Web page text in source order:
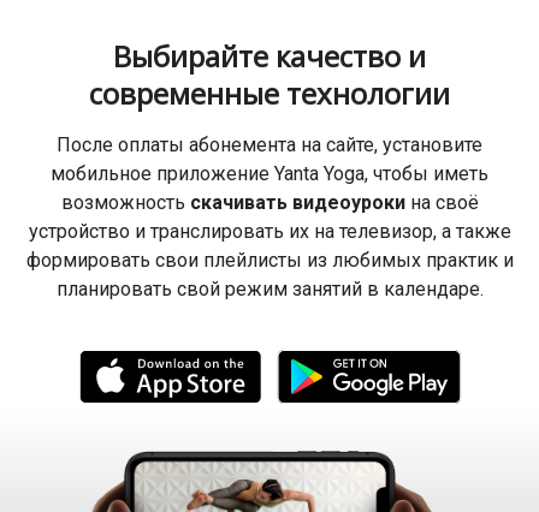
Выбирайте качество и
современные технологии
После оплаты абонемента на сайте, установите
мобильное приложение Yanta Yoga, чтобы иметь
возможность скачивать видеоуроки на своё
устройство и транслировать их на телевизор, а также
формировать свои плейлисты из любимых практик и
планировать свой режим занятий в календаре.